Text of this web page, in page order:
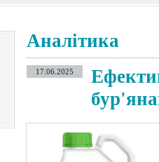
Аналітика
17.06.2025